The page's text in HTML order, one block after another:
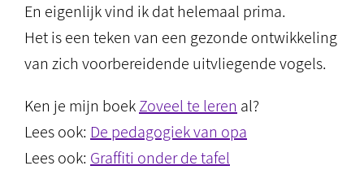
En eigenlijk vind ik dat helemaal prima.
Het is een teken van een gezonde ontwikkeling
van zich voorbereidende uitvliegende vogels.
Ken je mijn boekZoveel te leren al?
Lees ook: De pedagogiek van opa
Lees ook: Graffiti onder de tafel